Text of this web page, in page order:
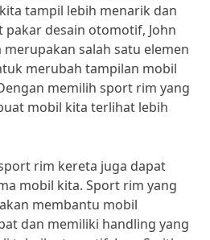
tampil lebih menarik dan
pakar desain otomotif, John
salah satu elemen
merubah tampilan mobil
memilih sport rim yang
mobil kita terlihat lebih
rim kereta juga dapat
mobil kita. Sport rim yang
membantu mobil
dan memiliki handling yang